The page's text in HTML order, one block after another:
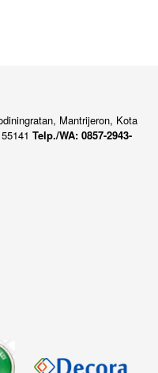
Mantrijeron, Kota
Telp./WA: 0857-2943-